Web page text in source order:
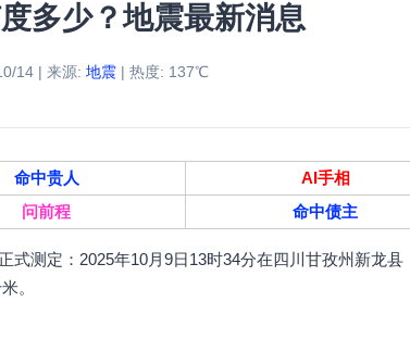
多少？地震最新消息
14 | 来源: 地震| 热度: 137℃
命中贵人
AI手相
问前程 命中债主
式测定：2025年10月9日13时34分在四川甘孜州新龙县
。